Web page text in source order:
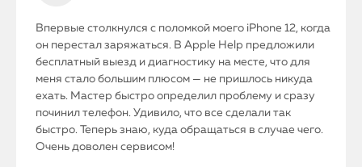
Впервые столкнулся с поломкой моего iPhone 12, когда
он перестал заряжаться. В Apple Help предложили
бесплатный выезд и диагностику на месте, что для
меня стало большим плюсом — не пришлось никуда
ехать. Мастер быстро определил проблему и сразу
починил телефон. Удивило, что все сделали так
быстро. Теперь знаю, куда обращаться в случае чего.
Очень доволен сервисом!